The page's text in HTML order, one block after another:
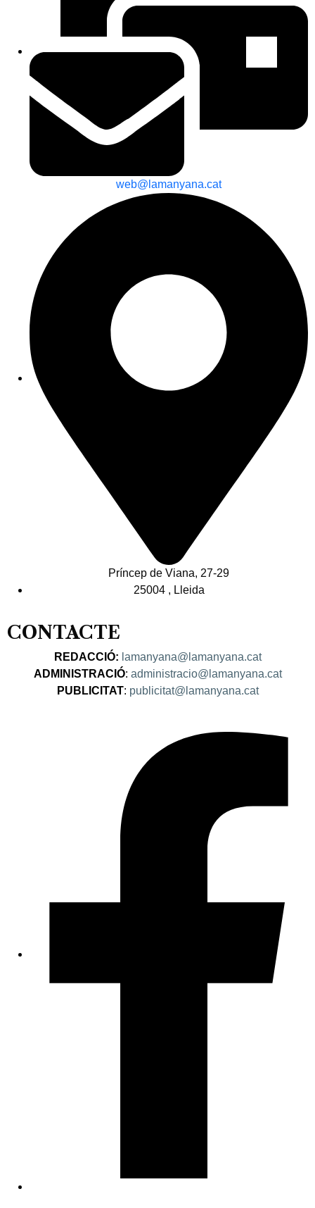
web@lamanyana.cat
Príncep de Viana, 27-29
25004 , Lleida
CONTACTE
REDACCIÓ: lamanyana@lamanyana.cat
ADMINISTRACIÓ: administracio@lamanyana.cat
PUBLICITAT: publicitat@lamanyana.cat